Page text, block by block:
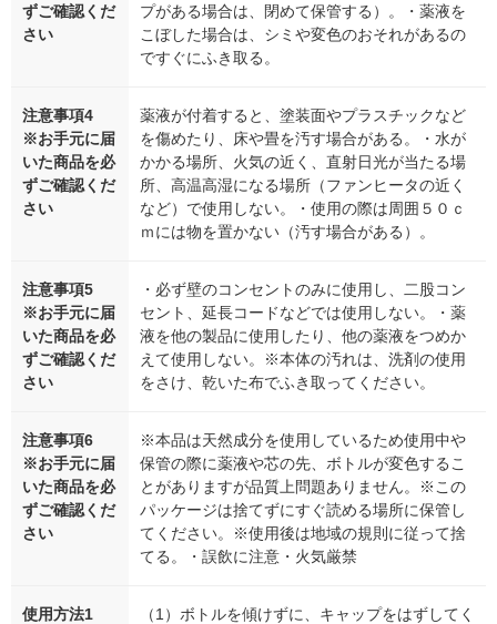
ずご確認くだ
さい
プがある場合は、閉めて保管する）。・薬液を
こぼした場合は、シミや変色のおそれがあるの
ですぐにふき取る。
注意事項4
※お手元に届
いた商品を必
ずご確認くだ
さい
薬液が付着すると、塗装面やプラスチックなど
を傷めたり、床や畳を汚す場合がある。・水が
かかる場所、火気の近く、直射日光が当たる場
所、高温高湿になる場所（ファンヒータの近く
など）で使用しない。・使用の際は周囲５０ｃ
ｍには物を置かない（汚す場合がある）。
注意事項5
※お手元に届
いた商品を必
ずご確認くだ
さい
・必ず壁のコンセントのみに使用し、二股コン
セント、延長コードなどでは使用しない。・薬
液を他の製品に使用したり、他の薬液をつめか
えて使用しない。※本体の汚れは、洗剤の使用
をさけ、乾いた布でふき取ってください。
注意事項6
※お手元に届
いた商品を必
ずご確認くだ
さい
※本品は天然成分を使用しているため使用中や
保管の際に薬液や芯の先、ボトルが変色するこ
とがありますが品質上問題ありません。※この
パッケージは捨てずにすぐ読める場所に保管し
てください。※使用後は地域の規則に従って捨
てる。・誤飲に注意・火気厳禁
使用方法1
（1）ボトルを傾けずに、キャップをはずしてく